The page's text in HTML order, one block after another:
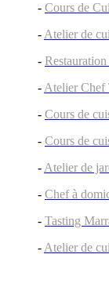
- Cours de
- Atelier de
-
- Atelier Chef
- Cours de
- Cours de
- Atelier de
- Chef à
- Tasting
- Atelier de